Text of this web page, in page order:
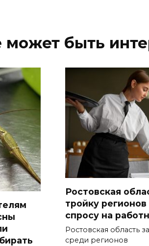
может быть
Ростовская
тройку
спросу на
Ростовская область
среди регионов